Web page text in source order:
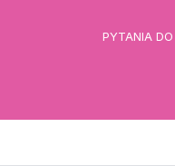
PYTANIA